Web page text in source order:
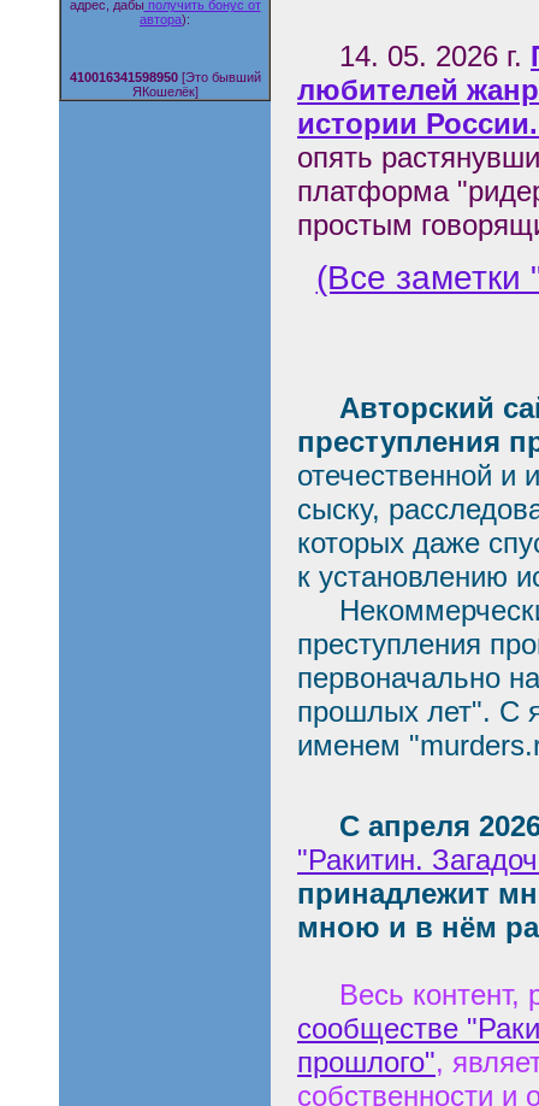
адрес, дабы получить бонус от
автора):
410016341598950[Это бывший
ЯКошелёк]
14. 05. 2026 г.
любителей
истории
опять
платформа
простым
(Все
Авторский
преступления
отечественной и
сыску,
которых даже
к установлению
преступления
первоначально
прошлых лет". С
именем
С апреля 2026
"Ракитин.
принадлежит
мною и в нём
Весь контент,
сообществе
прошлого",
собственности и